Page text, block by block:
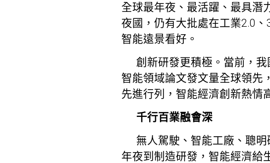
全球最年夜、最活躍、最具潛
夜國，仍有大批處在工業2.0
智能遠景看好。
創新研發更積極。當前，
智能領域論文發文量全球領先
先進行列，智能經濟創新熱情
千行百業融會深
無人駕駛、智能工廠、聰
年夜到制造研發，智能經濟給